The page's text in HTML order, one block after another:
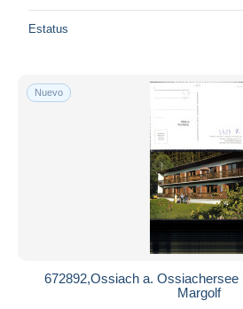
Estatus
Nuevo
672892,Ossiach a.
Margolf